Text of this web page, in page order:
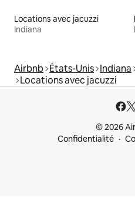
Locations avec jacuzzi
Indiana
Airbnb États-Unis Indiana
Locations avec jacuzzi
© 2026
Confidentialité